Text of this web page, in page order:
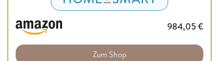
984,05€
Zum Shop